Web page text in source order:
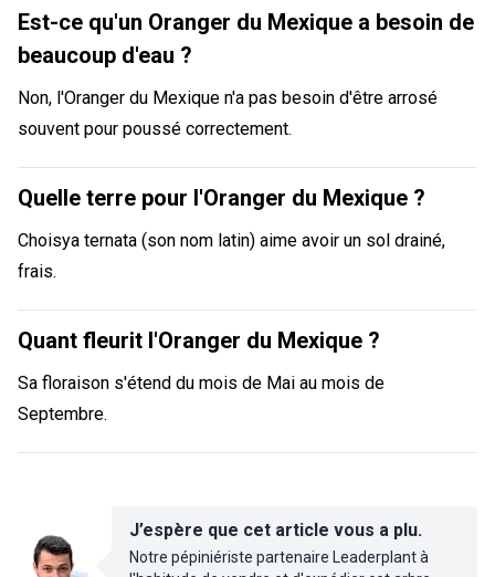
Est-ce qu'un Oranger du Mexique a besoin de
beaucoup d'eau ?
Non, l'Oranger du Mexique n'a pas besoin d'être arrosé
souvent pour poussé correctement.
Quelle terre pour l'Oranger du Mexique ?
Choisya ternata (son nom latin) aime avoir un sol drainé,
frais.
Quant fleurit l'Oranger du Mexique ?
Sa floraison s'étend du mois de Mai au mois de
Septembre.
J’espère que cet article vous a plu.
Notre pépiniériste partenaire Leaderplant à